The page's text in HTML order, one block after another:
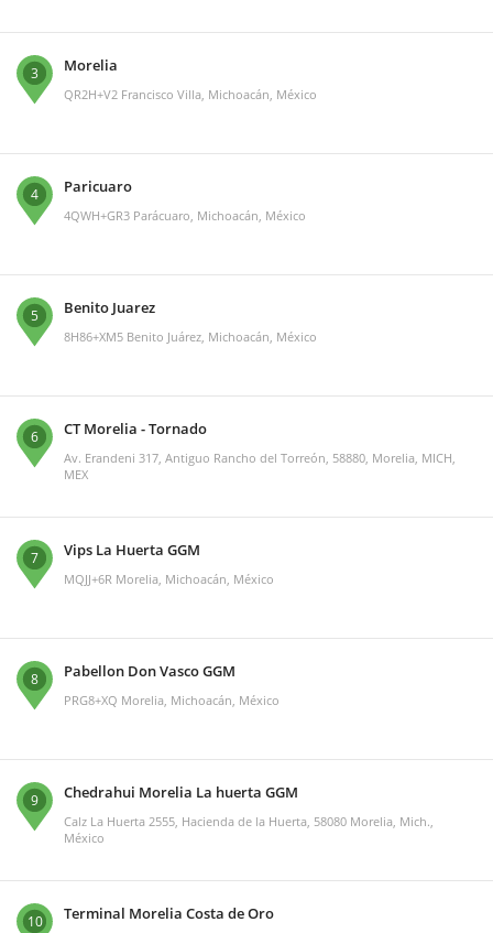
3 Morelia
QR2H+V2 Francisco Villa, Michoacán, México
4 Paricuaro
4QWH+GR3 Parácuaro, Michoacán, México
5 Benito Juarez
8H86+XM5 Benito Juárez, Michoacán, México
6 CT Morelia - Tornado
Av. Erandeni 317, Antiguo Rancho del Torreón, 58880, Morelia, MICH,
MEX
7 Vips La Huerta GGM
MQJJ+6R Morelia, Michoacán, México
8 Pabellon Don Vasco GGM
PRG8+XQ Morelia, Michoacán, México
9 Chedrahui Morelia La huerta GGM
Calz La Huerta 2555, Hacienda de la Huerta, 58080 Morelia, Mich.,
México
10 Terminal Morelia Costa de Oro